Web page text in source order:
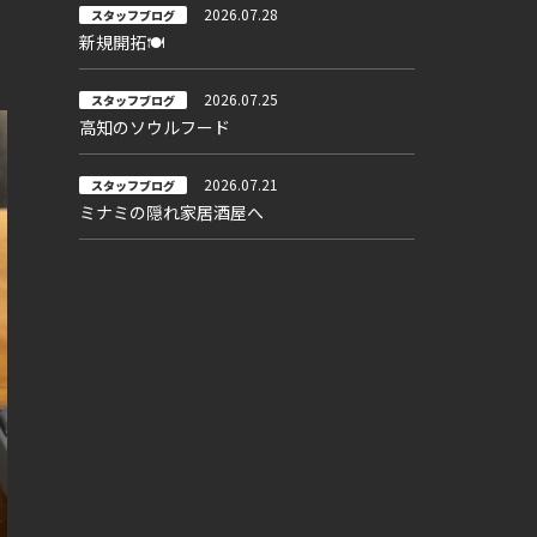
スタッフブログ 2026.07.28
新規開拓🍽
スタッフブログ 2026.07.25
高知のソウルフード
スタッフブログ 2026.07.21
ミナミの隠れ家居酒屋へ